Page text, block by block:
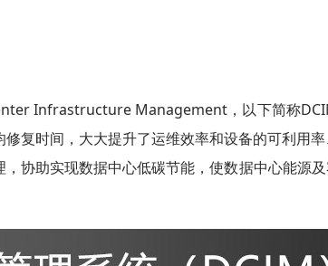
Infrastructure Management，以下简称
复时间，大大提升了运维效率和设备的可利用
协助实现数据中心低碳节能，使数据中心能源